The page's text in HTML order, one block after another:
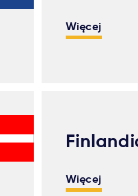
Więcej
Więcej